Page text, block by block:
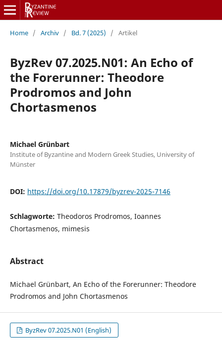
Home / Archiv / Bd. 7 (2025) / Artikel
ByzRev 07.2025.N01: An Echo of
the Forerunner: Theodore
Prodromos and John
Chortasmenos
Michael Grünbart
Institute of Byzantine and Modern Greek Studies, University of
Münster
DOI: https://doi.org/10.17879/byzrev-2025-7146
Schlagworte: Theodoros Prodromos, Ioannes
Chortasmenos, mimesis
Abstract
Michael Grünbart, An Echo of the Forerunner: Theodore
Prodromos and John Chortasmenos
ByzRev 07.2025.N01 (English)